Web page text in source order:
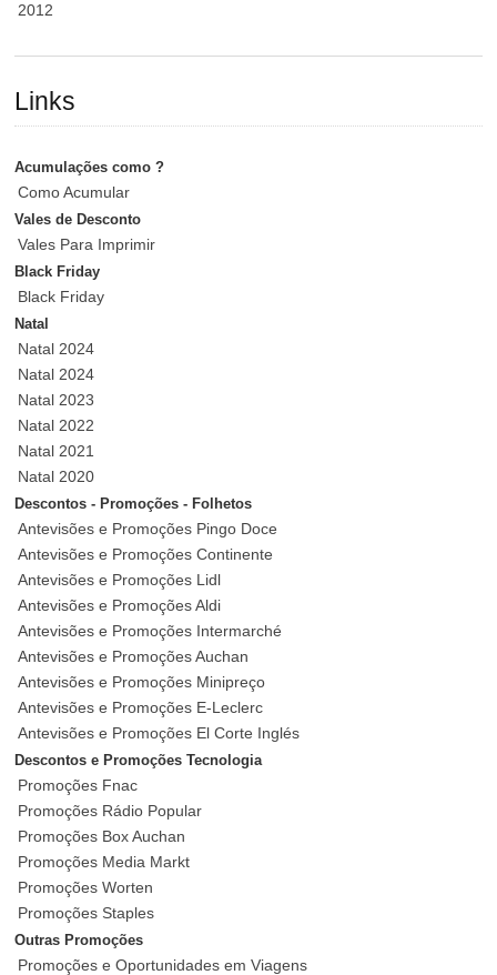
2012
Links
Acumulações como ?
Como Acumular
Vales de Desconto
Vales Para Imprimir
Black Friday
Black Friday
Natal
Natal 2024
Natal 2024
Natal 2023
Natal 2022
Natal 2021
Natal 2020
Descontos - Promoções - Folhetos
Antevisões e Promoções Pingo Doce
Antevisões e Promoções Continente
Antevisões e Promoções Lidl
Antevisões e Promoções Aldi
Antevisões e Promoções Intermarché
Antevisões e Promoções Auchan
Antevisões e Promoções Minipreço
Antevisões e Promoções E-Leclerc
Antevisões e Promoções El Corte Inglés
Descontos e Promoções Tecnologia
Promoções Fnac
Promoções Rádio Popular
Promoções Box Auchan
Promoções Media Markt
Promoções Worten
Promoções Staples
Outras Promoções
Promoções e Oportunidades em Viagens